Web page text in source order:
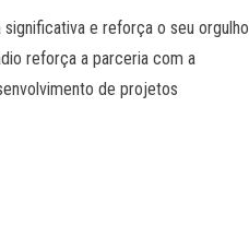
e reforça o seu orgulho
reforça a parceria com a
de projetos